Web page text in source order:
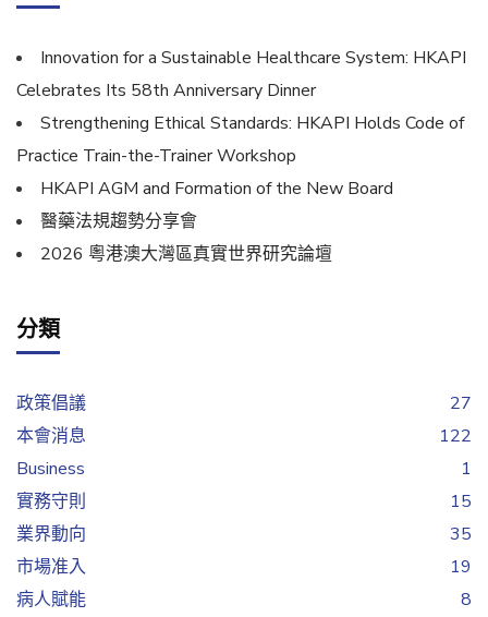
Innovation for a Sustainable Healthcare System: HKAPI
Celebrates Its 58th Anniversary Dinner
Strengthening Ethical Standards: HKAPI Holds Code of
Practice Train-the-Trainer Workshop
HKAPI AGM and Formation of the New Board
醫藥法規趨勢分享會
2026 粵港澳大灣區真實世界研究論壇
分類
政策倡議
27
本會消息
122
Business
1
實務守則
15
業界動向
35
市場准入
19
病人賦能
8